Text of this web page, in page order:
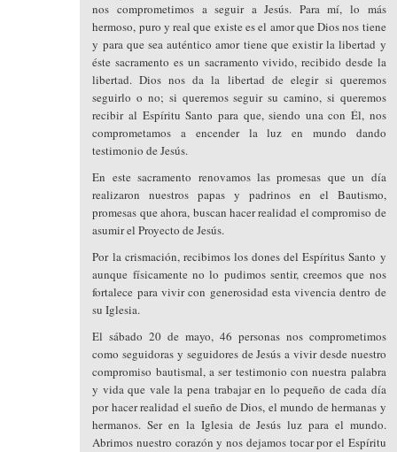
nos comprometimos a seguir a Jesús. Para mí, lo más
hermoso, puro y real que existe es el amor que Dios nos tiene
y para que sea auténtico amor tiene que existir la libertad y
éste sacramento es un sacramento vivido, recibido desde la
libertad. Dios nos da la libertad de elegir si queremos
seguirlo o no; si queremos seguir su camino, si queremos
recibir al Espíritu Santo para que, siendo una con Él, nos
comprometamos a encender la luz en mundo dando
testimonio de Jesús.
En este sacramento renovamos las promesas que un día
realizaron nuestros papas y padrinos en el Bautismo,
promesas que ahora, buscan hacer realidad el compromiso de
asumir el Proyecto de Jesús.
Por la crismación, recibimos los dones del Espíritus Santo y
aunque físicamente no lo pudimos sentir, creemos que nos
fortalece para vivir con generosidad esta vivencia dentro de
su Iglesia.
El sábado 20 de mayo, 46 personas nos comprometimos
como seguidoras y seguidores de Jesús a vivir desde nuestro
compromiso bautismal, a ser testimonio con nuestra palabra
y vida que vale la pena trabajar en lo pequeño de cada día
por hacer realidad el sueño de Dios, el mundo de hermanas y
hermanos. Ser en la Iglesia de Jesús luz para el mundo.
Abrimos nuestro corazón y nos dejamos tocar por el Espíritu